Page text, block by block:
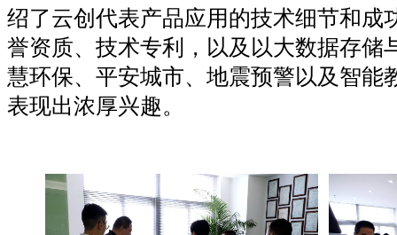
绍了云创代表产品应用的技术细节和成
誉资质、技术专利，以及以大数据存储
慧环保、平安城市、地震预警以及智能
表现出浓厚兴趣。